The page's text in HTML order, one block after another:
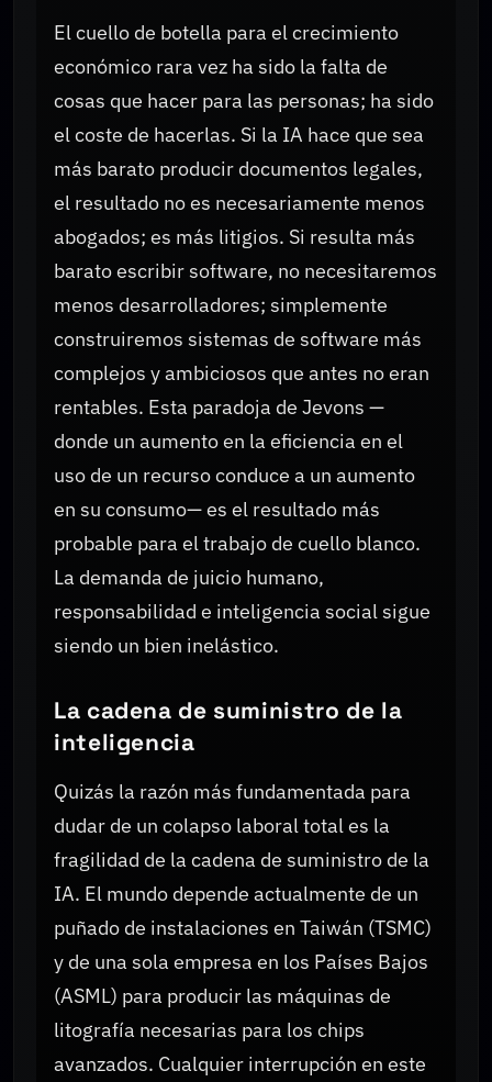
El cuello de botella para el crecimiento
económico rara vez ha sido la falta de
cosas que hacer para las personas; ha sido
el coste de hacerlas. Si la IA hace que sea
más barato producir documentos legales,
el resultado no es necesariamente menos
abogados; es más litigios. Si resulta más
barato escribir software, no necesitaremos
menos desarrolladores; simplemente
construiremos sistemas de software más
complejos y ambiciosos que antes no eran
rentables. Esta paradoja de Jevons —
donde un aumento en la eficiencia en el
uso de un recurso conduce a un aumento
en su consumo— es el resultado más
probable para el trabajo de cuello blanco.
La demanda de juicio humano,
responsabilidad e inteligencia social sigue
siendo un bien inelástico.
La cadena de suministro de la
inteligencia
Quizás la razón más fundamentada para
dudar de un colapso laboral total es la
fragilidad de la cadena de suministro de la
IA. El mundo depende actualmente de un
puñado de instalaciones en Taiwán (TSMC)
y de una sola empresa en los Países Bajos
(ASML) para producir las máquinas de
litografía necesarias para los chips
avanzados. Cualquier interrupción en este